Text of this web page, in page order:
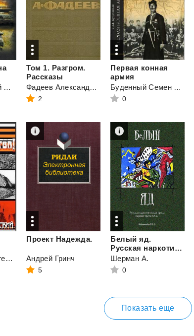
Марчук Николай Петрович
Том 1. Разгром.
Рассказы
Фадеев Александр Александрович
2
Первая конная
армия
Буденный Семен Михайлович
0
Белогорский Евгений "vlpan"
и
Проект Надежда.
Андрей Гринч
5
Белый яд.
Русская наркотическая проза первой трети ХХ века (сборник)
Шерман А.
0
Показать еще